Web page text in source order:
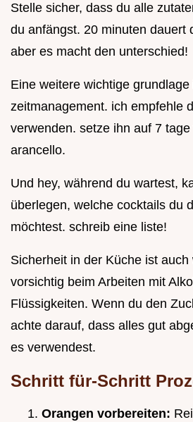
Stelle sicher, dass du alle
du anfängst. 20 minuten dauert
aber es macht den unterschied!
Eine weitere wichtige grundlage
zeitmanagement. ich empfehle
verwenden. setze ihn auf 7
arancello.
Und hey, während du wartest,
überlegen, welche cocktails du
möchtest. schreib eine liste!
Sicherheit in der Küche ist auch
vorsichtig beim Arbeiten mit
Flüssigkeiten. Wenn du den
achte darauf, dass alles gut
es verwendest.
Schritt für-Schritt
Orangen vorbereiten: